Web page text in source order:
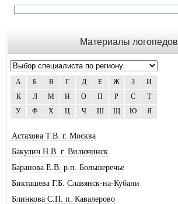
Материалы логопедов
А Б В Г Д Е Ж З
И
К
Л М Н О П Р С
Т
У
Ф Х Ц Ч Ш Щ Ю Я
Астахова Т.В. г. Москва
Бакулич Н.В. г. Вилючинск
Баранова Е.В. р.п. Большеречье
Бикташева Г.Б. Славянск-на-Кубани
Блинкова С.П. п. Кавалерово